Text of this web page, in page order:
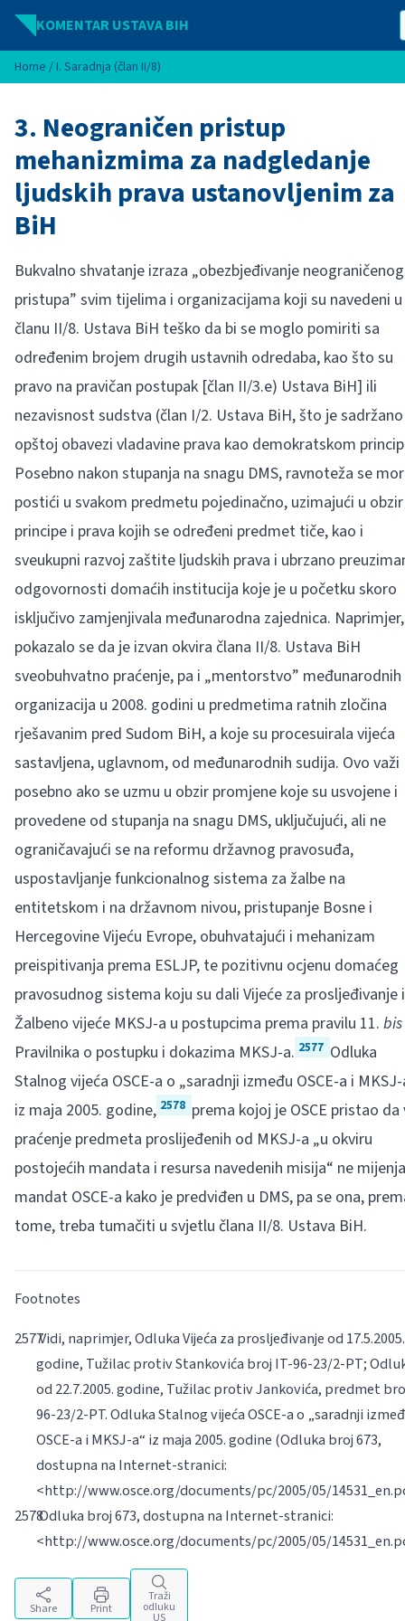
Idi na sadržaj
KOMENTAR USTAVA BIH
Home / I. Saradnja (član II/8)
3. Neograničen pristup
mehanizmima za nadgledanje
ljudskih prava ustanovljenim za
BiH
Bukvalno shvatanje izraza „obezbjeđivanje neograničenog
pristupa” svim tijelima i organizacijama koji su navedeni u
članu II/8. Ustava BiH teško da bi se moglo pomiriti sa
određenim brojem drugih ustavnih odredaba, kao što su
pravo na pravičan postupak [član II/3.e) Ustava BiH] ili
nezavisnost sudstva (član I/2. Ustava BiH, što je
opštoj obavezi vladavine prava kao demokratskom
Posebno nakon stupanja na snagu DMS, ravnoteža se
postići u svakom predmetu pojedinačno, uzimajući u
principe i prava kojih se određeni predmet tiče, kao i
sveukupni razvoj zaštite ljudskih prava i ubrzano
odgovornosti domaćih institucija koje je u početku skoro
isključivo zamjenjivala međunarodna zajednica. Naprimjer,
pokazalo se da je izvan okvira člana II/8. Ustava BiH
sveobuhvatno praćenje, pa i „mentorstvo” međunarodnih
organizacija u 2008. godini u predmetima ratnih zločina
rješavanim pred Sudom BiH, a koje su procesuirala vijeća
sastavljena, uglavnom, od međunarodnih sudija. Ovo važi
posebno ako se uzmu u obzir promjene koje su usvojene i
provedene od stupanja na snagu DMS, uključujući, ali ne
ograničavajući se na reformu državnog pravosuđa,
uspostavljanje funkcionalnog sistema za žalbe na
entitetskom i na državnom nivou, pristupanje Bosne i
Hercegovine Vijeću Evrope, obuhvatajući i mehanizam
preispitivanja prema ESLJP, te pozitivnu ocjenu domaćeg
pravosudnog sistema koju su dali Vijeće za prosljeđivanje i
Žalbeno vijeće MKSJ-a u postupcima prema pravilu 11. bis
Pravilnika o postupku i dokazima MKSJ-a. 2577 Odluka
Stalnog vijeća OSCE-a o „saradnji između OSCE-a i
iz maja 2005. godine, 2578 prema kojoj je OSCE pristao da
praćenje predmeta proslijeđenih od MKSJ-a „u okviru
postojećih mandata i resursa navedenih misija“ ne mijenja
mandat OSCE-a kako je predviđen u DMS, pa se ona,
tome, treba tumačiti u svjetlu člana II/8. Ustava BiH.
Footnotes
Vidi, naprimjer, Odluka Vijeća za prosljeđivanje od 17.5.2005.
godine, Tužilac protiv Stankovića broj IT-96-23/2-PT;
od 22.7.2005. godine, Tužilac protiv Jankovića, predmet
96-23/2-PT. Odluka Stalnog vijeća OSCE-a o „saradnji
OSCE-a i MKSJ-a“ iz maja 2005. godine (Odluka broj 673,
dostupna na Internet-stranici:
<http://www.osce.org/documents/pc/2005/05/
Odluka broj 673, dostupna na Internet-stranici:
<http://www.osce.org/documents/pc/2005/05/
Share Print
Traži
odluku
US